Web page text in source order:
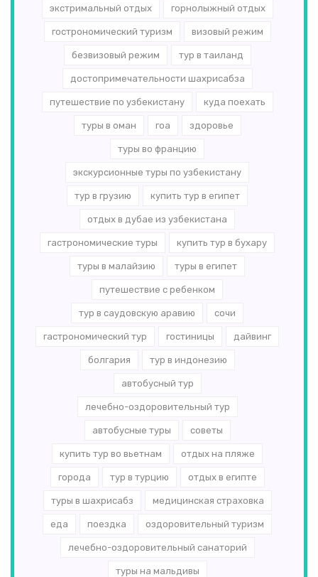
экстримальный отдых горнолыжный отдых
гострономический туризм визовый режим
безвизовый режим тур в таиланд
достопримечательности шахрисабза
путешествие по узбекистану куда поехать
туры в оман гоа здоровье
туры во францию
экскурсионные туры по узбекистану
тур в грузию купить тур в египет
отдых в дубае из узбекистана
гастрономические туры купить тур в бухару
туры в малайзию туры в египет
путешествие с ребенком
тур в саудовскую аравию сочи
гастрономический тур гостиницы дайвинг
болгария тур в индонезию
автобусный тур
лечебно-оздоровительный тур
автобусные туры советы
купить тур во вьетнам отдых на пляже
города тур в турцию отдых в египте
туры в шахрисабз медицинская страховка
еда поездка оздоровительный туризм
лечебно-оздоровительный санаторий
туры на мальдивы